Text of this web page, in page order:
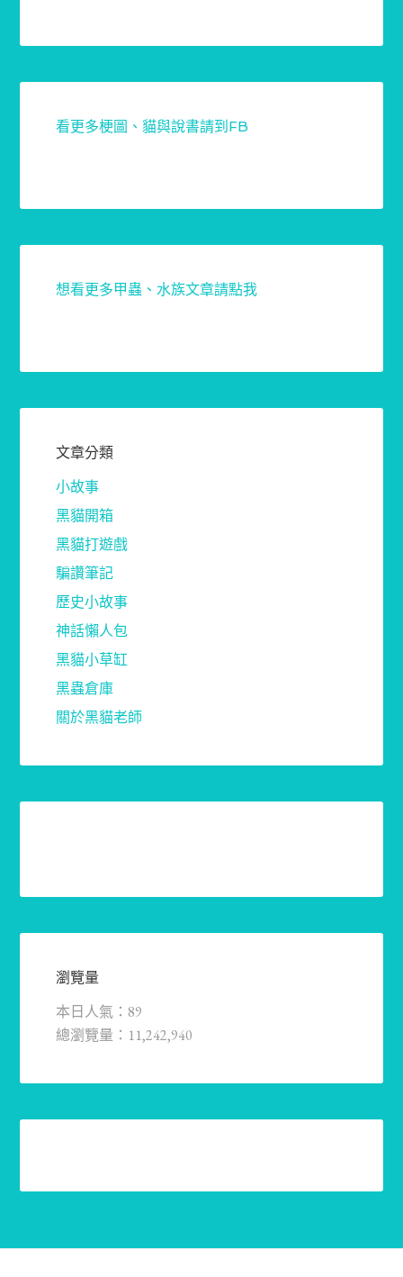
看更多梗圖、貓與說書請到FB
想看更多甲蟲、水族文章請點我
文章分類
小故事
黑貓開箱
黑貓打遊戲
騙讚筆記
歷史小故事
神話懶人包
黑貓小草缸
黑蟲倉庫
關於黑貓老師
瀏覽量
本日人氣：89
總瀏覽量：11,242,940